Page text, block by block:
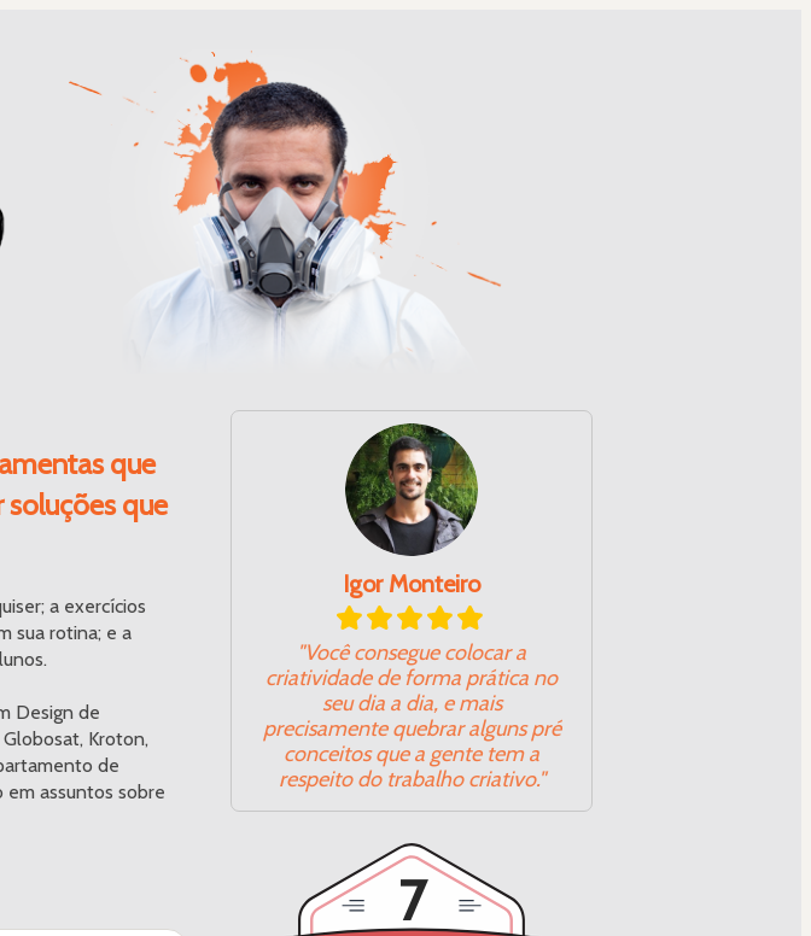
que
que
a exercícios
sua rotina; e a
Design de
Kroton,
de
em assuntos sobre
Igor Monteiro
"Você consegue colocar a
criatividade de forma prática no
seu dia a dia, e mais
precisamente quebrar alguns pré
conceitos que a gente tem a
respeito do trabalho criativo."
7